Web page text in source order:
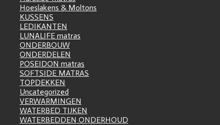
Hoeslakens & Moltons
KUSSENS
LEDIKANTEN
LUNALIFE matras
ONDERBOUW
ONDERDELEN
POSEIDON matras
SOFTSIDE MATRAS
TOPDEKKEN
Uncategorized
VERWARMINGEN
WATERBED TIJKEN
WATERBEDDEN ONDERHOUD